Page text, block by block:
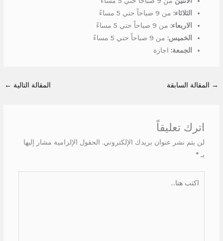
الثلاثاء: من 9 صباحاً حتي 5 مساءً
الاربعاء: من 9 صباحاً حتي 5 مساءً
الخميس: من 9 صباحاً حتي 5 مساءً
الجمعة: اجازة
→ المقالة السابقة المقالة التالية ←
اترك تعليقاً
لن يتم نشر عنوان بريدك الإلكتروني. الحقول الإلزامية مشار إليها
بـ *